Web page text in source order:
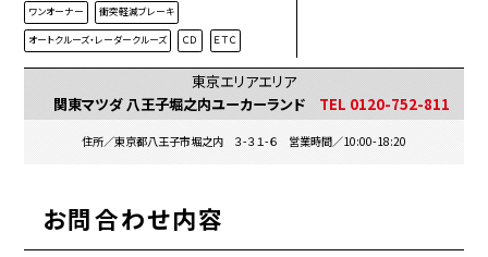
ワンオーナー 衝突軽減ブレーキ
オートクルーズ・レーダークルーズ ＣＤ ＥＴＣ
東京エリアエリア
関東マツダ 八王子堀之内ユーカーランド
TEL 0120-752-811
住所／東京都八王子市堀之内 ３-３１-６ 営業時間／10:00-18:20
お問合わせ内容